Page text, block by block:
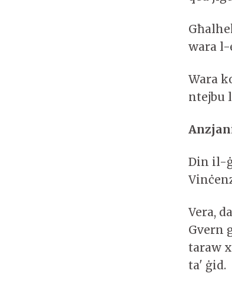
wara
Wara
ntejbu
Din il-
Vera,
Gvern
taraw
ta' ġid.